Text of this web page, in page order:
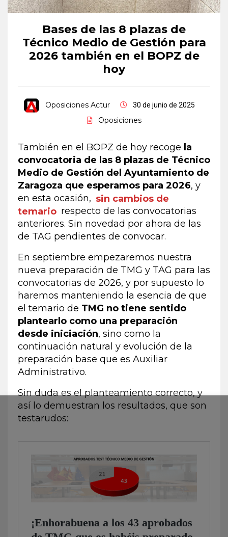
Bases de las 8 plazas de
Técnico Medio de Gestión para
2026 también en el BOPZ de
hoy
Oposiciones Actur 30 de junio de 2025
Oposiciones
También en el BOPZ de hoy recoge la
convocatoria de las 8 plazas de Técnico
Medio de Gestión del Ayuntamiento de
Zaragoza que esperamos para 2026, y
en esta ocasión, sin cambios de
temario respecto de las convocatorias
anteriores. Sin novedad por ahora de las
de TAG pendientes de convocar.
En septiembre empezaremos nuestra
nueva preparación de TMG y TAG para las
convocatorias de 2026, y por supuesto lo
haremos manteniendo la esencia de que
el temario de TMG no tiene sentido
plantearlo como una preparación
desde iniciación, sino como la
continuación natural y evolución de la
preparación base que es Auxiliar
Administrativo.
Sin duda es el planteamiento correcto, y
así lo demuestran los resultados, que son
testarudos: